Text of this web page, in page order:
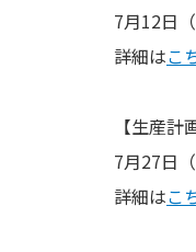
7月12日
詳細はこ
【生産
7月27日
詳細はこ